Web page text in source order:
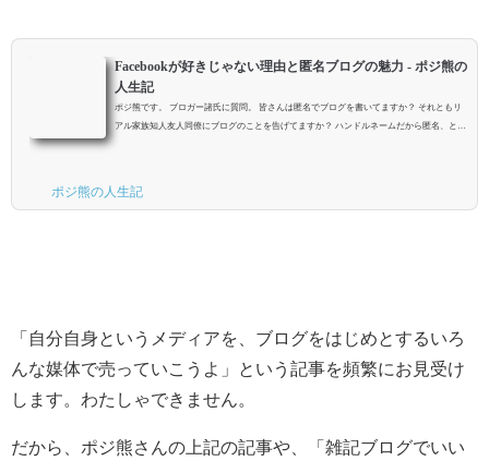
Facebookが好きじゃない理由と匿名ブログの魅力 - ポジ熊の
人生記
ポジ熊です。 ブロガー諸氏に質問。 皆さんは匿名でブログを書いてますか？ それともリ
アル家族知人友人同僚にブログのことを告げてますか？ ハンドルネームだから匿名、とい
ポジ熊の人生記
「自分自身というメディアを、ブログをはじめとするいろ
んな媒体で売っていこうよ」という記事を頻繁にお見受け
します。わたしゃできません。
だから、ポジ熊さんの上記の記事や、「雑記ブログでいい